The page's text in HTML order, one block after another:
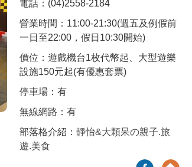
電話：(04)2558-2184
營業時間：11:00-21:30(週五及例假前
一日至22:00，假日10:30開始)
價位：遊戲機台1枚代幣起、大型遊樂
設施150元起(有優惠套票)
停車場：有
無線網路：有
部落格介紹：靜怡&大顆呆の親子.旅
遊.美食